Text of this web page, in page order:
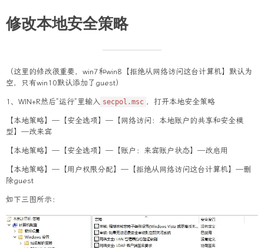
修改本地安全策略
（这里的修改很重要，win7和win8【拒绝从网络访问这台计算机】默认为
空，只有win10默认添加了guest）
1、WIN+R然后“运行”里输入 secpol.msc ，打开本地安全策略
【本地策略】—【安全选项】—【网络访问：本地账户的共享和安全模
型】—改来宾
【本地策略】—【安全选项】—【账户：来宾账户状态】—改启用
【本地策略】—【用户权限分配】—【拒绝从网络访问这台计算机】—删
除guest
如下三图所示：